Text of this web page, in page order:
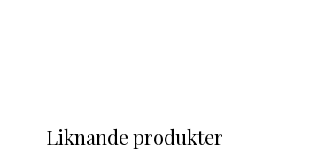
Liknande produkter